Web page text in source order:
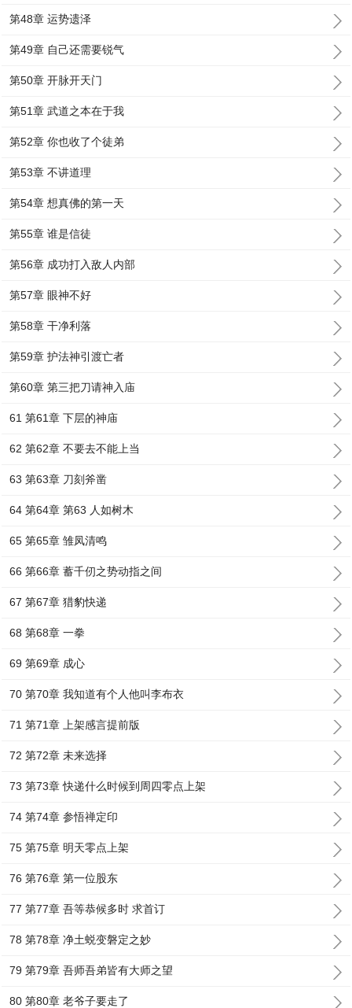
第48章 运势遗泽
第49章 自己还需要锐气
第50章 开脉开天门
第51章 武道之本在于我
第52章 你也收了个徒弟
第53章 不讲道理
第54章 想真佛的第一天
第55章 谁是信徒
第56章 成功打入敌人内部
第57章 眼神不好
第58章 干净利落
第59章 护法神引渡亡者
第60章 第三把刀请神入庙
61 第61章 下层的神庙
62 第62章 不要去不能上当
63 第63章 刀刻斧凿
64 第64章 第63 人如树木
65 第65章 雏凤清鸣
66 第66章 蓄千仞之势动指之间
67 第67章 猎豹快递
68 第68章 一拳
69 第69章 成心
70 第70章 我知道有个人他叫李布衣
71 第71章 上架感言提前版
72 第72章 未来选择
73 第73章 快递什么时候到周四零点上架
74 第74章 参悟禅定印
75 第75章 明天零点上架
76 第76章 第一位股东
77 第77章 吾等恭候多时 求首订
78 第78章 净土蜕变磐定之妙
79 第79章 吾师吾弟皆有大师之望
80 第80章 老爷子要走了